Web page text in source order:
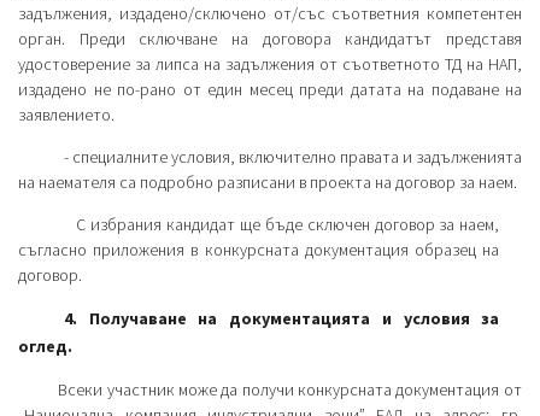
задължения, издадено/сключено от/със съответния компетентен
орган. Преди сключване на договора кандидатът представя
удостоверение за липса на задължения от съответното ТД на НАП,
издадено не по-рано от един месец преди датата на подаване на
заявлението.
- специалните условия, включително правата и задълженията
на наемателя са подробно разписани в проекта на договор за наем.
С избрания кандидат ще бъде сключен договор за наем,
съгласно приложения в конкурсната документация образец на
договор.
4. Получаване на документацията и условия за
оглед.
Всеки участник може да получи конкурсната документация от